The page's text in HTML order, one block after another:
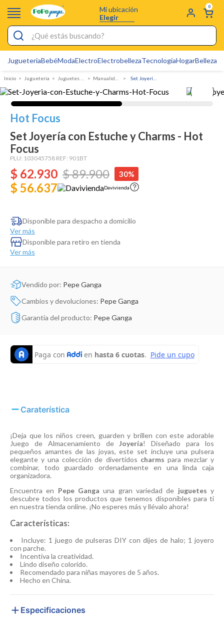
Mi ubicación
Elegir
0
¿Qué estás buscando?
JugueteriaBebéModaElectroElectrobellezaTecnologíaHogarBelleza
Jugueteria juguetes de rol manualidades
Hot Focus
Set Joyería con Estuche y Charms - Hot
Focus
PLU: 103045758 REF: 901BT
$ 62.930 $89.900 30%
$ 56.637 Davivienda
Disponible para despacho a domicilio
Ver más
Disponible para retiro en tienda
Ver más
Vendido por: Pepe Ganga
Cambios y devoluciones: Pepe Ganga
Garantía del producto: Pepe Ganga
Caraterística
¡Deja que los niños creen, guarden y brillen con este adorable
Juego de Almacenamiento deJoyería! Diseñado para los
pequeños amantes de las joyas, este set incluye una pulsera
elegante y una colección de divertidos charms para mezclar y
combinar, todo guardado ordenadamente en una linda caja
organizadora.
Encuentra en Pepe Ganga una gran variedad de juguetes y
descubre todos los productos que tenemos disponibles para ti
en nuestra tienda online. ¡No esperes más y llévalo ahora!
Características:
Incluye: 1 juego de pulseras DIY con dijes de halo; 1 joyero
con parche.
Incentiva la creatividad.
Lindo diseño colorido.
Recomendado para niñas mayores de 5 años.
Hecho en China.
Especificaciones
Pijamas
Electro
Figuras Toy Story
Carters
Cartas Pokemon
Silla Mecedora Bebé
Bebes
Dinosaurio Juguete